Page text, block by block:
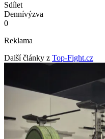
Sdílet
Dennívýzva
0
Reklama
Další články z Top-Fight.cz